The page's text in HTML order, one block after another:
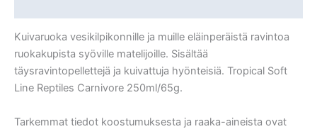
Kuivaruoka vesikilpikonnille ja muille eläinperäistä ravintoa
ruokakupista syöville matelijoille. Sisältää
täysravintopellettejä ja kuivattuja hyönteisiä. Tropical Soft
Line Reptiles Carnivore 250ml/65g.
Tarkemmat tiedot koostumuksesta ja raaka-aineista ovat